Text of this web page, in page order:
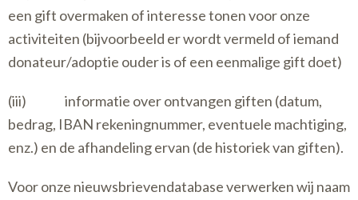
een gift overmaken of interesse tonen voor onze
activiteiten (bijvoorbeeld er wordt vermeld of iemand
donateur/adoptie ouder is of een eenmalige gift doet)
(iii) informatie over ontvangen giften (datum,
bedrag, IBAN rekeningnummer, eventuele machtiging,
enz.) en de afhandeling ervan (de historiek van giften).
Voor onze nieuwsbrievendatabase verwerken wij naam